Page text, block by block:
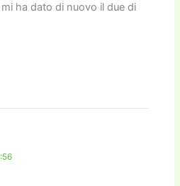
ha dato di nuovo il due di